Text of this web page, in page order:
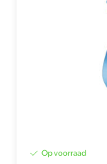
Op voorraad